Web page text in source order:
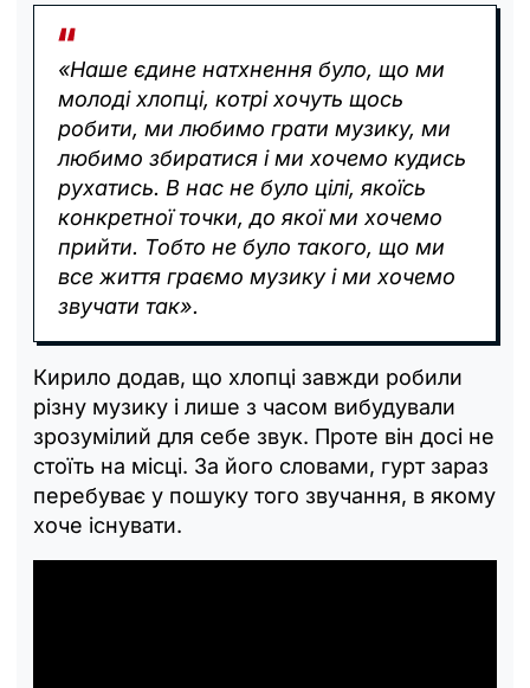
«Наше єдине натхнення було, що ми
молоді хлопці, котрі хочуть щось
робити, ми любимо грати музику, ми
любимо збиратися і ми хочемо кудись
рухатись. В нас не було цілі, якоїсь
конкретної точки, до якої ми хочемо
прийти. Тобто не було такого, що ми
все життя граємо музику і ми хочемо
звучати так».
Кирило додав, що хлопці завжди робили
різну музику і лише з часом вибудували
зрозумілий для себе звук. Проте він досі не
стоїть на місці. За його словами, гурт зараз
перебуває у пошуку того звучання, в якому
хоче існувати.